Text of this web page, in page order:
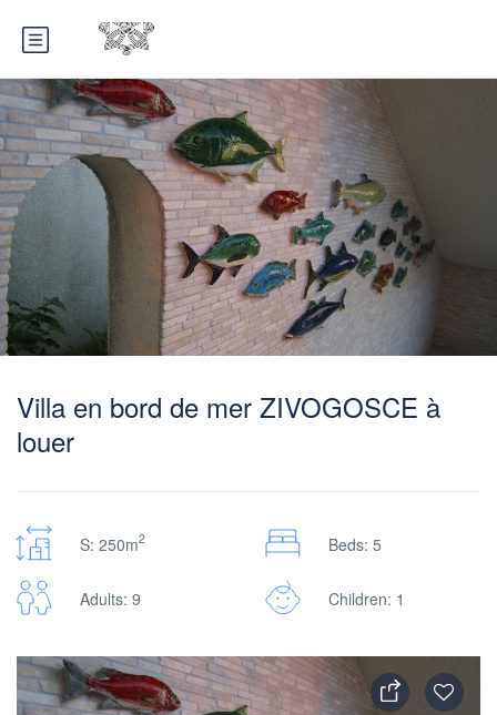
Villa en bord de mer ZIVOGOSCE à
louer
S: 250m2 Beds: 5
Adults: 9 Children: 1